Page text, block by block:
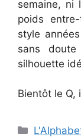
semaine, ni
poids
style
sans
silhouette
Bientôt le Q,